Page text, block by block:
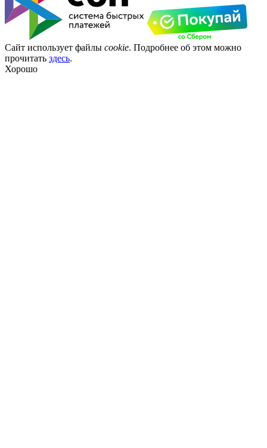
Сайт использует файлы cookie. Подробнее об этом можно
прочитать здесь.
Хорошо